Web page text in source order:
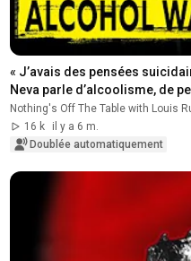
« J’avais des pensées
Neva parle d’alcoolisme, de
Nothing's Off The Table with Louis
16 k
il y a 6 m.
Doublée automatiquement